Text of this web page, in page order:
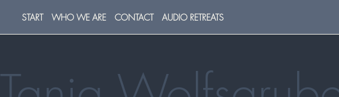
START WHO WE ARE CONTACT AUDIO RETREATS